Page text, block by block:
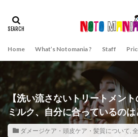
Home What’s Notomania ? Staff
【洗い流さないトリートメン
ミルク、自分に合っているのは
ダメージケア・頭皮ケア・髪質について,